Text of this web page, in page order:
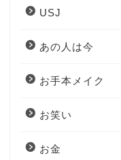
USJ
あの人は今
お手本メイク
お笑い
お金